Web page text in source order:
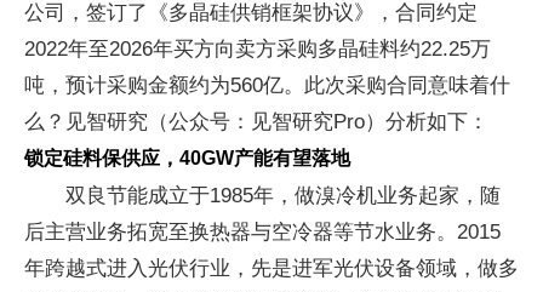
公司，签订了《多晶硅供销框架协议》，合同约定
2022年至2026年买方向卖方采购多晶硅料约22.25万
吨，预计采购金额约为560亿。此次采购合同意味着什
么？见智研究（公众号：见智研究Pro）分析如下：
锁定硅料保供应，40GW产能有望落地
双良节能成立于1985年，做溴冷机业务起家，随
后主营业务拓宽至换热器与空冷器等节水业务。2015
年跨越式进入光伏行业，先是进军光伏设备领域，做多